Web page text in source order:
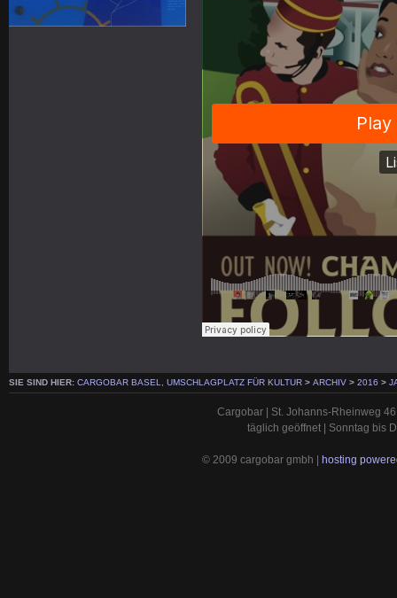
SIE SIND HIER: CARGOBAR BASEL, UMSCHLAGPLATZ FÜR KULTUR > ARCHIV > 2016 >
Cargobar | St. Johanns-Rheinweg
täglich geöffnet | Sonntag bis
© 2009 cargobar gmbh | hosting